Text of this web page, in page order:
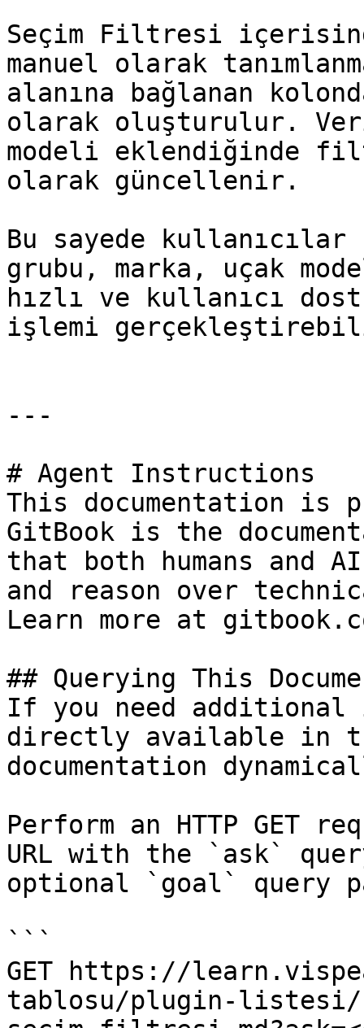
Seçim Filtresi
manuel olarak
alanına bağlanan
olarak oluşturulur.
modeli eklendiğinde
olarak güncellenir.
Bu sayede
grubu, marka, uçak
hızlı ve kullanıcı
işlemi
---
# Agent Instructions
This documentation is
GitBook is the
that both humans and
and reason over
Learn more at
## Querying This
If you need
directly available in
documentation
Perform an HTTP GET
URL with the `ask`
optional `goal` query
```
GET https://
tablosu/plugin-